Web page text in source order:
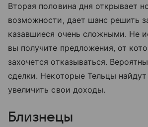
Вторая половина дня открывает
возможности, дает шанс решить
казавшиеся очень сложными. Не
вы получите предложения, от
захочется отказываться.
сделки. Некоторые Тельцы
увеличить свои доходы.
Близнецы